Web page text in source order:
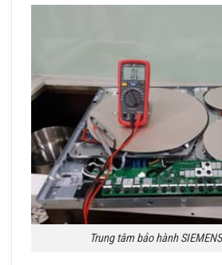
Trung tâm bảo hành